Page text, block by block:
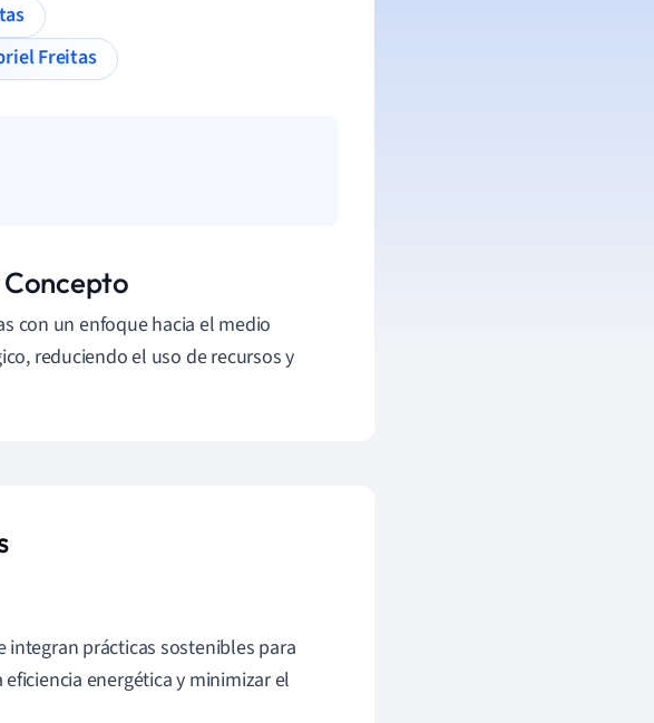
Freitas
con un enfoque hacia el medio
reduciendo el uso de recursos y
prácticas sostenibles para
energética y minimizar el